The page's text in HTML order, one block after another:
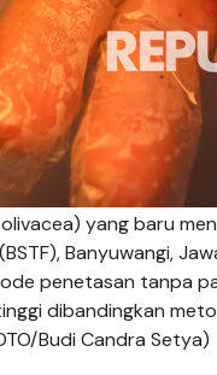
yang baru
Banyuwangi,
penetasan tanpa
dibandingkan
Budi Candra Setya)